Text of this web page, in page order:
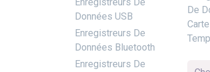
Données USB
Enregistreurs De
Données Bluetooth
Enregistreurs De
De